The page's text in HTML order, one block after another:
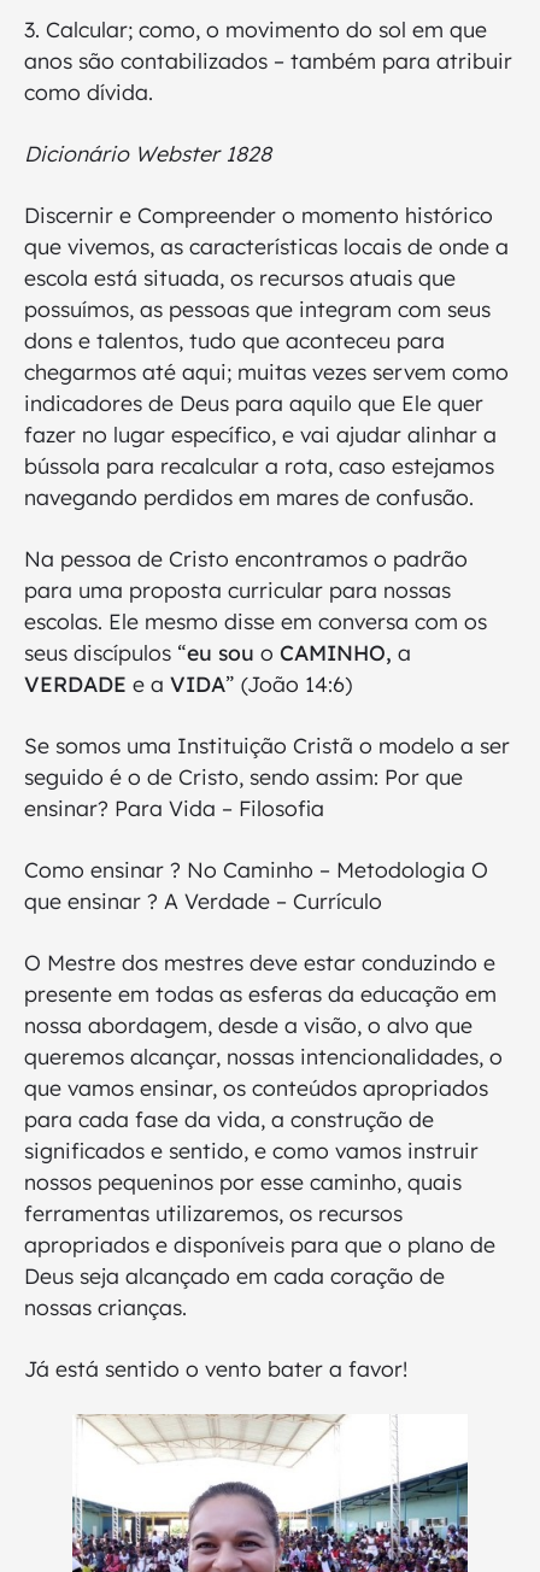
3. Calcular; como, o movimento do sol em que
anos são contabilizados – também para atribuir
como dívida.
Dicionário Webster 1828
Discernir e Compreender o momento histórico
que vivemos, as características locais de onde a
escola está situada, os recursos atuais que
possuímos, as pessoas que integram com seus
dons e talentos, tudo que aconteceu para
chegarmos até aqui; muitas vezes servem como
indicadores de Deus para aquilo que Ele quer
fazer no lugar específico, e vai ajudar alinhar a
bússola para recalcular a rota, caso estejamos
navegando perdidos em mares de confusão.
Na pessoa de Cristo encontramos o padrão
para uma proposta curricular para nossas
escolas. Ele mesmo disse em conversa com os
seus discípulos “eu sou o CAMINHO, a
VERDADE e a VIDA” (João 14:6)
Se somos uma Instituição Cristã o modelo a ser
seguido é o de Cristo, sendo assim: Por que
ensinar? Para Vida – Filosofia
Como ensinar ? No Caminho – Metodologia O
que ensinar ? A Verdade – Currículo
O Mestre dos mestres deve estar conduzindo e
presente em todas as esferas da educação em
nossa abordagem, desde a visão, o alvo que
queremos alcançar, nossas intencionalidades, o
que vamos ensinar, os conteúdos apropriados
para cada fase da vida, a construção de
significados e sentido, e como vamos instruir
nossos pequeninos por esse caminho, quais
ferramentas utilizaremos, os recursos
apropriados e disponíveis para que o plano de
Deus seja alcançado em cada coração de
nossas crianças.
Já está sentido o vento bater a favor!